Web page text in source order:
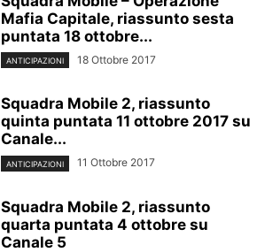
Mafia Capitale, riassunto sesta
puntata 18 ottobre...
ANTICIPAZIONI 18 Ottobre 2017
Squadra Mobile 2, riassunto
quinta puntata 11 ottobre 2017 su
Canale...
ANTICIPAZIONI 11 Ottobre 2017
Squadra Mobile 2, riassunto
quarta puntata 4 ottobre su
Canale 5